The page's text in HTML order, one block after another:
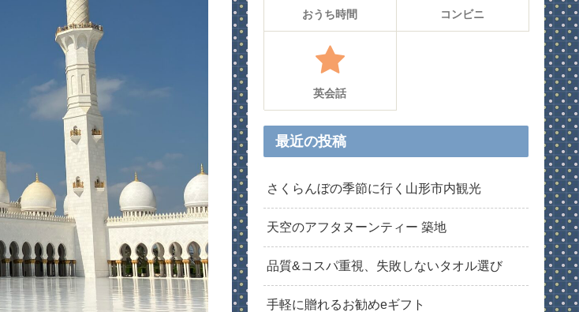
おうち時間 コンビニ
英会話
最近の投稿
さくらんぼの季節に行く山形市内観光
天空のアフタヌーンティー 築地
品質&コスパ重視、失敗しないタオル選び
手軽に贈れるお勧めeギフト